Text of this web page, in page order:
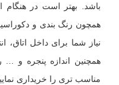
باشد. بهتر است در هنگام
همچون رنگ بندی و
نیاز شما برای داخل اتاق،
همچنین اندازه پنجره و …
مناسب تری را خریداری